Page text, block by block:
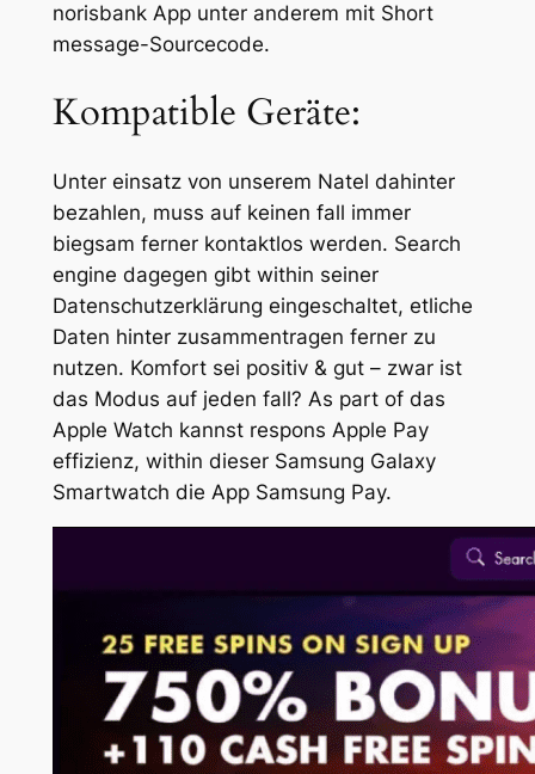
norisbank App unter anderem mit Short
message-Sourcecode.
Kompatible Geräte:
Unter einsatz von unserem Natel dahinter
bezahlen, muss auf keinen fall immer
biegsam ferner kontaktlos werden. Search
engine dagegen gibt within seiner
Datenschutzerklärung eingeschaltet, etliche
Daten hinter zusammentragen ferner zu
nutzen. Komfort sei positiv & gut – zwar ist
das Modus auf jeden fall? As part of das
Apple Watch kannst respons Apple Pay
effizienz, within dieser Samsung Galaxy
Smartwatch die App Samsung Pay.